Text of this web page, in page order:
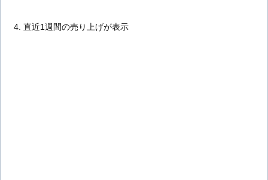
直近1週間の売り上げが表示